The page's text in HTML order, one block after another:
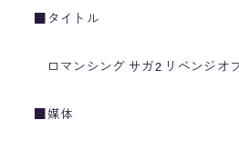
■タイトル
ロマンシング サガ2 リベンジオ
■媒体